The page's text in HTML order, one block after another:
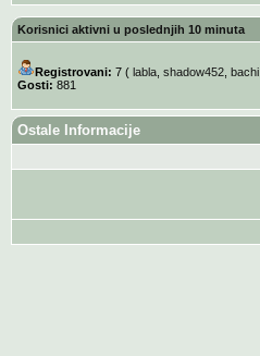
Korisnici aktivni u poslednjih 10 minuta
Registrovani: 7 ( labla, shadow452, bachi,
Gosti: 881
Ostale Informacije